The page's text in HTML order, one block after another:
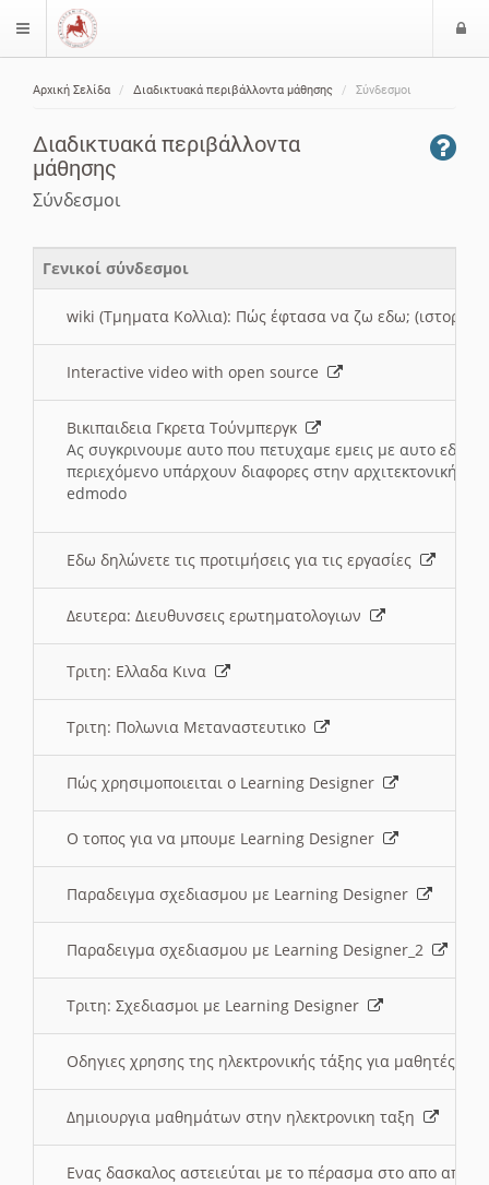
$langMenu
Αρχική Σελίδα Διαδικτυακά περιβάλλοντα μάθησης Σύνδεσμοι
Διαδικτυακά περιβάλλοντα
μάθησης
Σύνδεσμοι
Γενικοί σύνδεσμοι
wiki (Τμηματα Κολλια): Πώς έφτασα να ζω εδω; (ιστορια)
Interactive video with open source
Βικιπαιδεια Γκρετα Τούνμπεργκ
Ας συγκρινουμε αυτο που πετυχαμε εμεις με αυτο εδω
περιεχόμενο υπάρχουν διαφορες στην αρχιτεκτονική
edmodo
Εδω δηλώνετε τις προτιμήσεις για τις εργασίες
Δευτερα: Διευθυνσεις ερωτηματολογιων
Τριτη: Ελλαδα Κινα
Τριτη: Πολωνια Μεταναστευτικο
Πώς χρησιμοποιειται ο Learning Designer
O τοπος για να μπουμε Learning Designer
Παραδειγμα σχεδιασμου με Learning Designer
Παραδειγμα σχεδιασμου με Learning Designer_2
Τριτη: Σχεδιασμοι με Learning Designer
Οδηγιες χρησης της ηλεκτρονικής τάξης για μαθητές
Δημιουργια μαθημάτων στην ηλεκτρονικη ταξη
Ενας δασκαλος αστειεύται με το πέρασμα στο απο